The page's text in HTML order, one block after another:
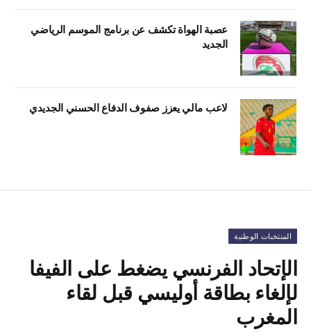
عصبة الهواة تكشف عن برنامج الموسم الرياضي
الجديد
لاعب مالي يعزز صفوف الدفاع الحسني الجديدي
المنتخبات الوطنية
الإتحاد الفرنسي يضغط على الفيفا
لإلغاء بطاقة أوليسي قبل لقاء
المغرب